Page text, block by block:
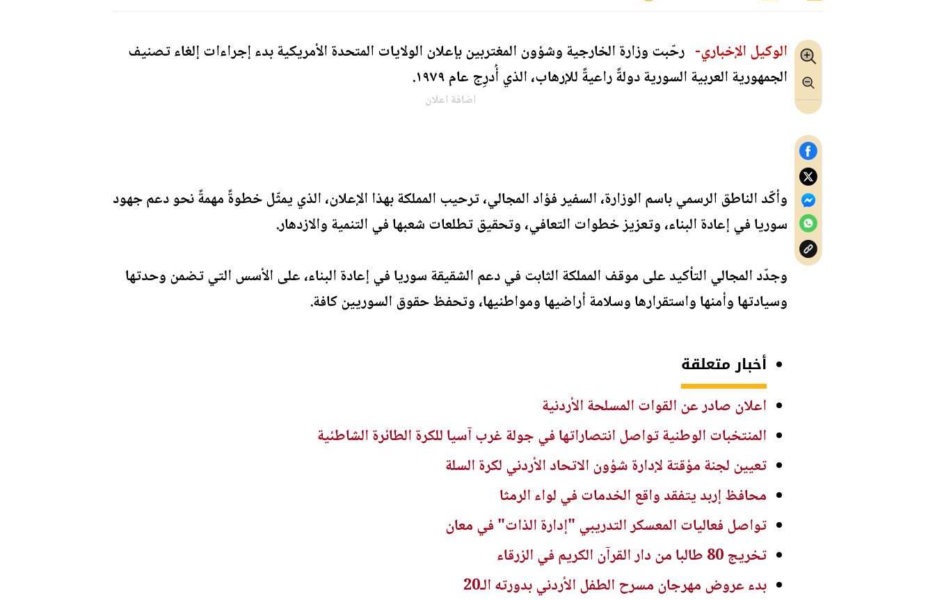
الوكيل الإخباري- رحّبت وزارة الخارجية وشؤون المغتربين بإعلان الولايات المتحدة الأمريكية بدء إجراءات إلغاء تصنيف
الجمهورية العربية السورية دولةً راعيةً للإرهاب، الذي أُدرِج عام ١٩٧٩.
اضافة اعلان
وأكّد الناطق الرسمي باسم الوزارة، السفير فؤاد المجالي، ترحيب المملكة بهذا الإعلان، الذي يمثّل خطوةً مهمةً نحو دعم جهود
سوريا في إعادة البناء، وتعزيز خطوات التعافي، وتحقيق تطلعات شعبها في التنمية والازدهار.
وجدّد المجالي التأكيد على موقف المملكة الثابت في دعم الشقيقة سوريا في إعادة البناء، على الأسس التي تضمن وحدتها
وسيادتها وأمنها واستقرارها وسلامة أراضيها ومواطنيها، وتحفظ حقوق السوريين كافة.
أخبار متعلقة
اعلان صادر عن القوات المسلحة الأردنية
المنتخبات الوطنية تواصل انتصاراتها في جولة غرب آسيا للكرة الطائرة الشاطئية
تعيين لجنة مؤقتة لإدارة شؤون الاتحاد الأردني لكرة السلة
محافظ إربد يتفقد واقع الخدمات في لواء الرمثا
تواصل فعاليات المعسكر التدريبي "إدارة الذات" في معان
تخريج 80 طالبا من دار القرآن الكريم في الزرقاء
بدء عروض مهرجان مسرح الطفل الأردني بدورته الـ20